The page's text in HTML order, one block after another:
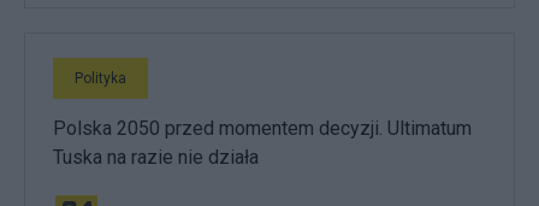
Polityka
Polska 2050 przed momentem decyzji. Ultimatum
Tuska na razie nie działa